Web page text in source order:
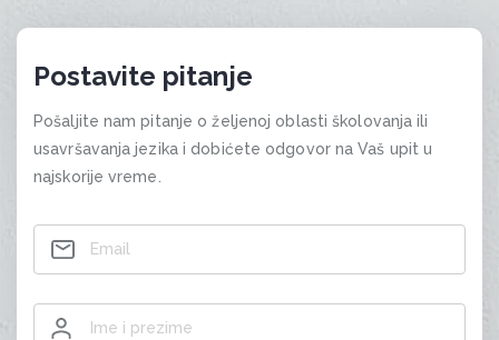
Postavite pitanje
Pošaljite nam pitanje o željenoj oblasti školovanja ili
usavršavanja jezika i dobićete odgovor na Vaš upit u
najskorije vreme.
Contact